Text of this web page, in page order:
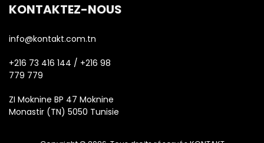
KONTAKTEZ-NOUS
info@kontakt.com.tn
+216 73 416 144 / +216 98
779 779
ZI Moknine BP 47 Moknine
Monastir (TN) 5050 Tunisie